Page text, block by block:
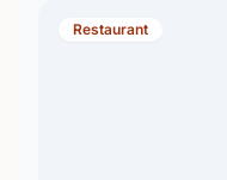
Restaurant